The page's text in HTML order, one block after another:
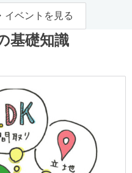
イベントを見る
基礎知識